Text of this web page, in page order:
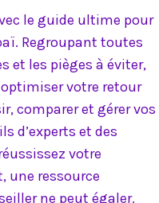
le guide ultime pour
Regroupant toutes
et les pièges à éviter,
votre retour
comparer et gérer vos
d’experts et des
votre
une ressource
ne peut égaler.